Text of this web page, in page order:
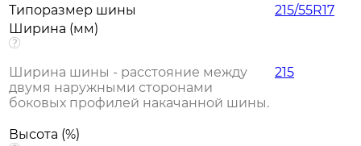
Типоразмер шины
215/55R17
Ширина (мм)
Ширина шины - расстояние между
двумя наружными сторонами
боковых профилей накачанной шины.
215
Высота (%)